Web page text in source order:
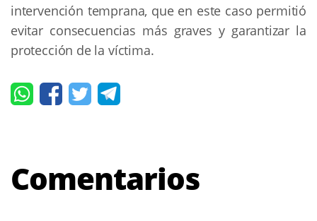
intervención temprana, que en este caso permitió
evitar consecuencias más graves y garantizar la
protección de la víctima.
Comentarios